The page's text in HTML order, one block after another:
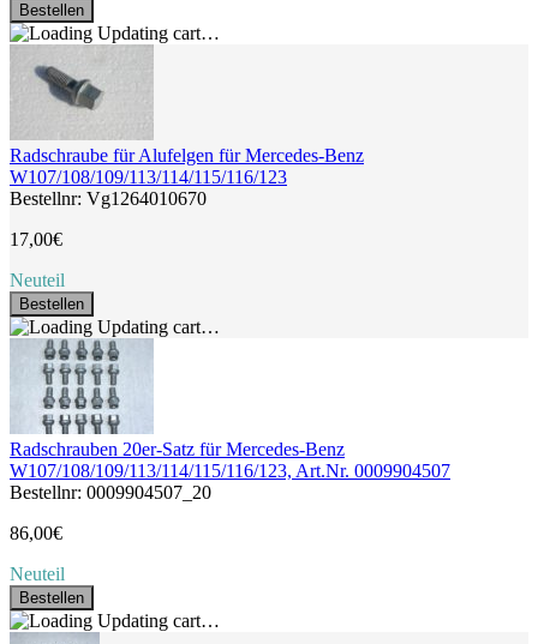
Bestellen
Updating cart…
Radschraube für Alufelgen für Mercedes-Benz
W107/108/109/113/114/115/116/123
Bestellnr: Vg1264010670
17,00€
Neuteil
Bestellen
Updating cart…
Radschrauben 20er-Satz für Mercedes-Benz
W107/108/109/113/114/115/116/123, Art.Nr. 0009904507
Bestellnr: 0009904507_20
86,00€
Neuteil
Bestellen
Updating cart…